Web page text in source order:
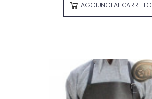
AGGIUNGI AL CARRELLO